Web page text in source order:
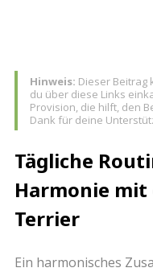
Hinweis: Dieser Beitrag
du über diese Links
Provision, die hilft, den
Dank für deine
Tägliche
Harmonie mit
Terrier
Ein harmonisches